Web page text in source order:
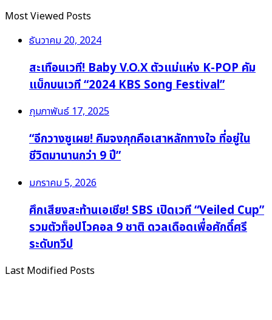
Most Viewed Posts
ธันวาคม 20, 2024
สะเทือนเวที! Baby V.O.X ตัวแม่แห่ง K-POP คัม
แบ็กบนเวที “2024 KBS Song Festival”
กุมภาพันธ์ 17, 2025
“อีกวางซูเผย! คิมจงกุกคือเสาหลักทางใจ ที่อยู่ใน
ชีวิตมานานกว่า 9 ปี”
มกราคม 5, 2026
ศึกเสียงสะท้านเอเชีย! SBS เปิดเวที “Veiled Cup”
รวมตัวท็อปโวคอล 9 ชาติ ดวลเดือดเพื่อศักดิ์ศรี
ระดับทวีป
Last Modified Posts